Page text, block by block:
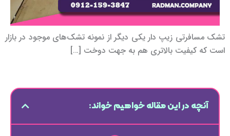
تشک مسافرتی زیپ دار یکی دیگر از نمونه تشک‎‌های موجود در بازار
است که کیفیت بالاتری هم به جهت دوخت […]
آنچه در این مقاله خواهیم خواند: